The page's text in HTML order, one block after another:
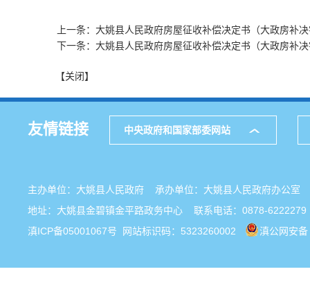
上一条：大姚县人民政府房屋征收补偿决定书（大政房补
下一条：大姚县人民政府房屋征收补偿决定书（大政房补
【关闭】
友情链接 中央政府和国家部委网站
主办单位：大姚县人民政府 承办单位：大姚县人民政府办公
地址：大姚县金碧镇金平路政务中心 联系电话：0878-6222279
滇ICP备05001067号 网站标识码：5323260002 滇公网安